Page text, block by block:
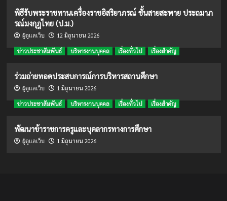
พิธีรับพระราชทานเครื่องราชอิสริยาภรณ์ ชั้นสายสะพาย ประถมาภ
รณ์มงกุฎไทย (ป.ม.)
ผู้ดูแลเว็บ 12 มิถุนายน 2026
ข่าวประชาสัมพันธ์ บริหารงานบุคคล เรื่องทั่วไป เรื่องสำคัญ
ร่วมถ่ายทอดประสบการณ์การบริหารสถานศึกษา
ผู้ดูแลเว็บ 1 มิถุนายน 2026
ข่าวประชาสัมพันธ์ บริหารงานบุคคล เรื่องทั่วไป เรื่องสำคัญ
พัฒนาข้าราชการครูและบุคลากรทางการศึกษา
ผู้ดูแลเว็บ 1 มิถุนายน 2026